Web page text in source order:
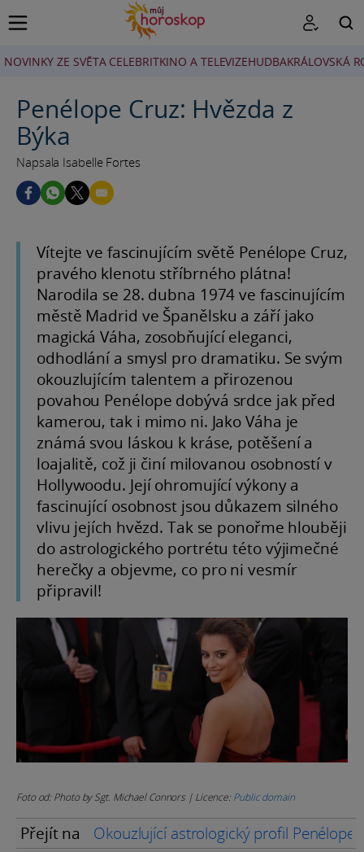
NOVINKY ZE SVĚTA CELEBRITKINO A TELEVIZEHUDBAKRÁLOVSKÁ
Penélope Cruz: Hvězda z
Býka
Napsala Isabelle Fortes
Vítejte ve fascinujícím světě Penélope Cruz,
pravého klenotu stříbrného plátna!
Narodila se 28. dubna 1974 ve fascinujícím
městě Madrid ve Španělsku a září jako
magická Váha, zosobňující eleganci,
odhodlání a smysl pro dramatiku. Se svým
okouzlujícím talentem a přirozenou
povahou Penélope dobývá srdce jak před
kamerou, tak i mimo ni. Jako Váha je
známá svou láskou k kráse, potěšení a
loajalitě, což ji činí milovanou osobností v
Hollywoodu. Její ohromující výkony a
fascinující osobnost jsou důkazem silného
vlivu jejích hvězd. Tak se ponořme hlouběji
do astrologického portrétu této výjimečné
herečky a objevme, co pro ni vesmír
připravil!
Foto od: Photo by Sgt. Michael Connors | Licence:Public domain
Přejít na Okouzlující astrologický profil Penélope